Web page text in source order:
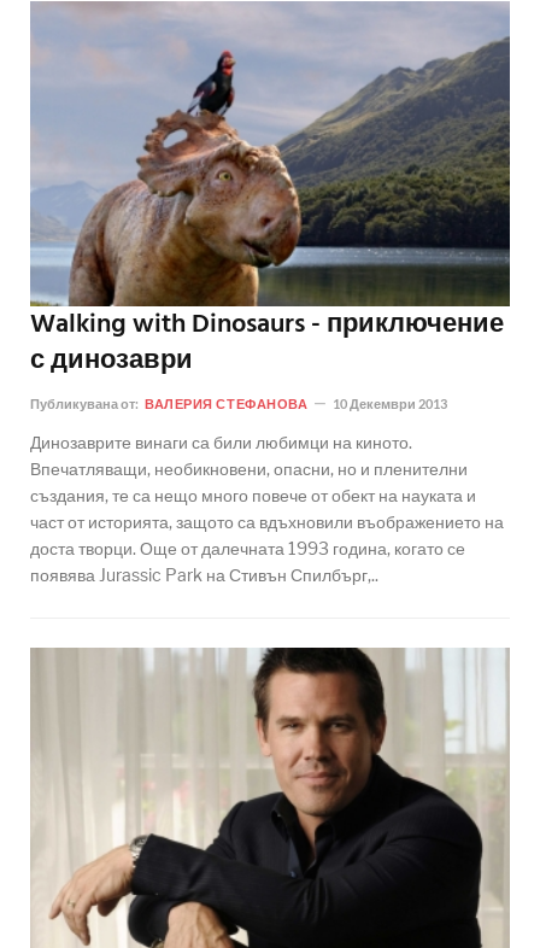
Walking with Dinosaurs - приключение
с динозаври
Публикувана от: ВАЛЕРИЯ СТЕФАНОВА 10 Декември 2013
Динозаврите винаги са били любимци на киното.
Впечатляващи, необикновени, опасни, но и пленителни
създания, те са нещо много повече от обект на науката и
част от историята, защото са вдъхновили въображението на
доста творци. Още от далечната 1993 година, когато се
появява Jurassic Park на Стивън Спилбърг,..